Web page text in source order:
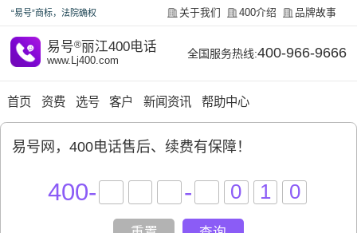
“易号”商标，法院确权 关于我们 400介绍 品牌故事
易号®丽江400电话
www.Lj400.com
全国服务热线:400-966-9666
首页 资费 选号 客户 新闻资讯 帮助中心
易号网，400电话售后、续费有保障！
400- -